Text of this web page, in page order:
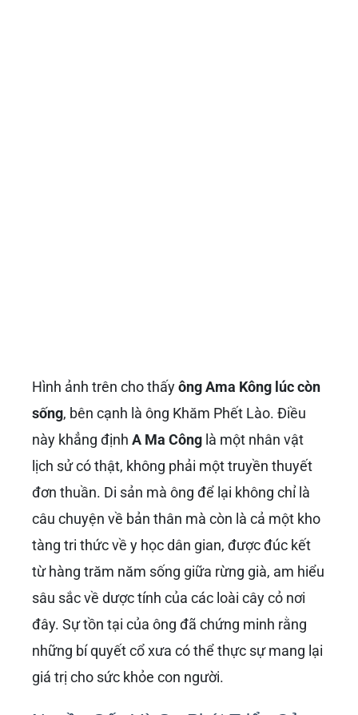
Hình ảnh trên cho thấyông Ama Kông lúc còn
sống, bên cạnh là ông Khăm Phết Lào. Điều
này khẳng định A Ma Công là một nhân vật
lịch sử có thật, không phải một truyền thuyết
đơn thuần. Di sản mà ông để lại không chỉ là
câu chuyện về bản thân mà còn là cả một kho
tàng tri thức về y học dân gian, được đúc kết
từ hàng trăm năm sống giữa rừng già, am hiểu
sâu sắc về dược tính của các loài cây cỏ nơi
đây. Sự tồn tại của ông đã chứng minh rằng
những bí quyết cổ xưa có thể thực sự mang lại
giá trị cho sức khỏe con người.